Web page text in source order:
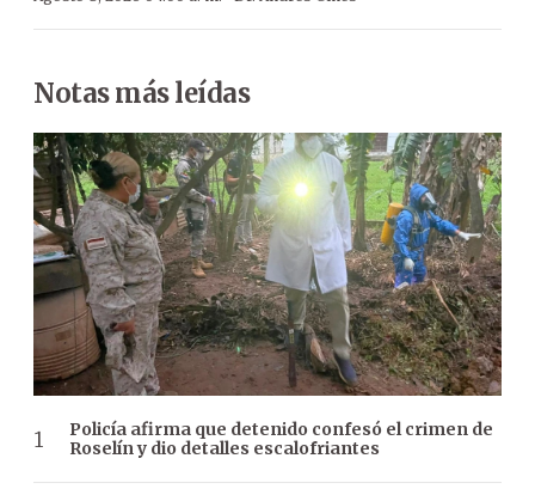
Notas más leídas
Policía afirma que detenido confesó el crimen de
Roselín y dio detalles escalofriantes